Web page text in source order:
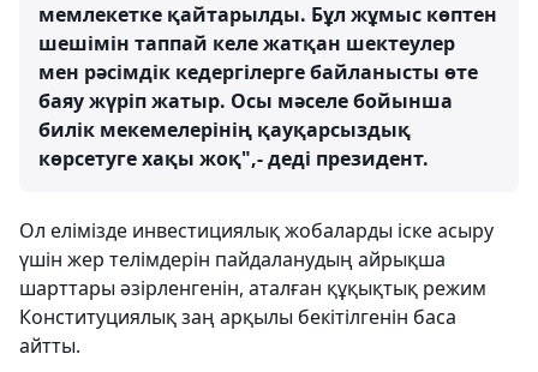
мемлекетке қайтарылды. Бұл жұмыс көптен
шешімін таппай келе жатқан шектеулер
мен рәсімдік кедергілерге байланысты өте
баяу жүріп жатыр. Осы мәселе бойынша
билік мекемелерінің қауқарсыздық
көрсетуге хақы жоқ",- деді президент.
Ол елімізде инвестициялық жобаларды іске асыру
үшін жер телімдерін пайдаланудың айрықша
шарттары әзірленгенін, аталған құқықтық режим
Конституциялық заң арқылы бекітілгенін баса
айтты.